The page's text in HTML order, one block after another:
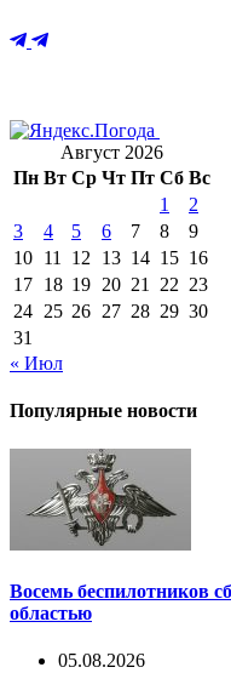
Август 2026
Пн Вт Ср Чт Пт Сб Вс
1
2
3
4 5 6 7 8
9
10 11 12 13 14 15 16
17 18 19 20 21 22 23
24 25 26 27 28 29 30
31
« Июл
Популярные новости
Восемь беспилотников
областью
05.08.2026